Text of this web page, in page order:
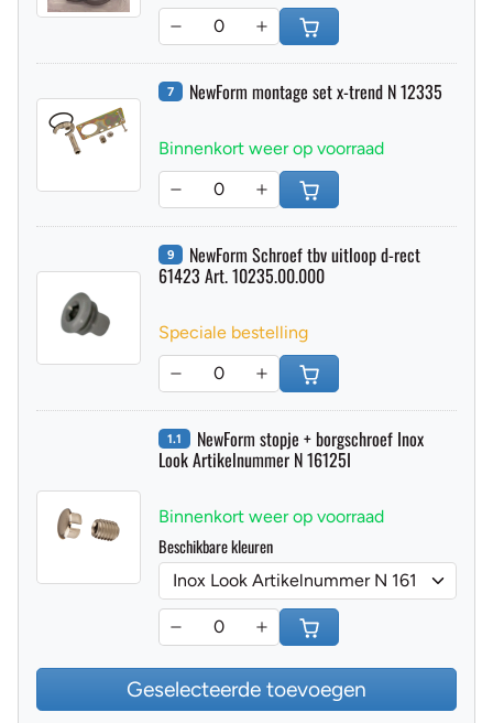
7 NewForm montage set x-trend N 12335
Binnenkort weer op voorraad
9 NewForm Schroef tbv uitloop d-rect
61423 Art. 10235.00.000
Speciale bestelling
1.1 NewForm stopje + borgschroef Inox
Look Artikelnummer N 16125I
Binnenkort weer op voorraad
Beschikbare kleuren
Geselecteerde toevoegen